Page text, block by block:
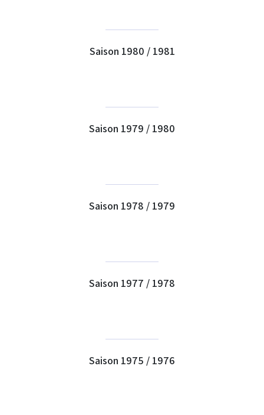
Saison 1980 / 1981
Saison 1979 / 1980
Saison 1978 / 1979
Saison 1977 / 1978
Saison 1975 / 1976